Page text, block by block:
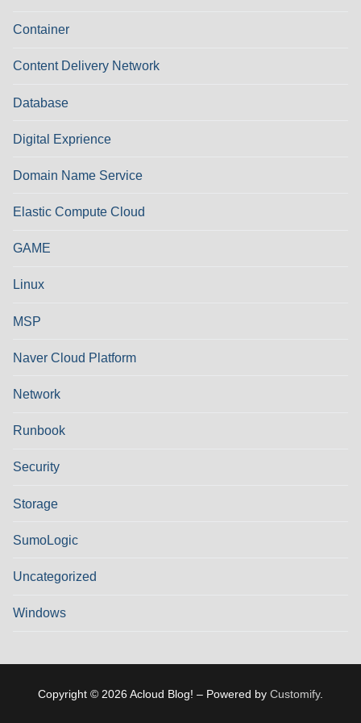
Container
Content Delivery Network
Database
Digital Exprience
Domain Name Service
Elastic Compute Cloud
GAME
Linux
MSP
Naver Cloud Platform
Network
Runbook
Security
Storage
SumoLogic
Uncategorized
Windows
Copyright © 2026 Acloud Blog! – Powered by Customify.